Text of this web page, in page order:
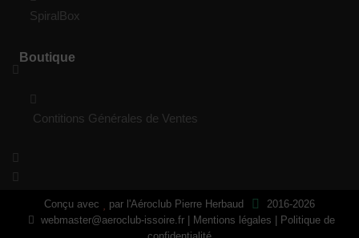
SpiralBox
Boutique
Contitions Générales de Ventes
Conçu avec par l'Aéroclub Pierre Herbaud
2016-2026
webmaster@aeroclub-issoire.fr| Mentions légales
Politique de